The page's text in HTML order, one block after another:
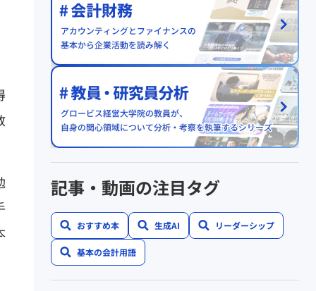
記事・動画の注目タグ
おすすめ本 生成AI リーダーシップ
基本の会計用語